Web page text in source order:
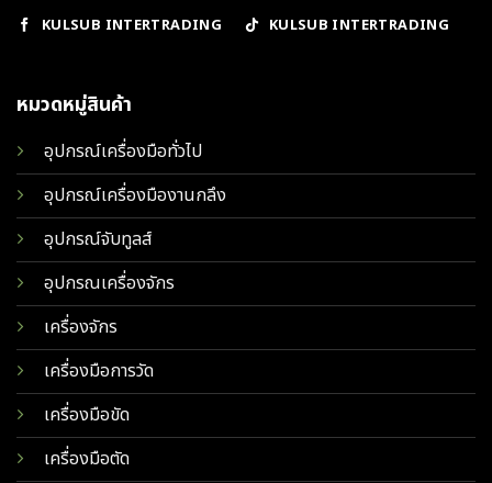
KULSUB INTERTRADING KULSUB INTERTRADING
หมวดหมู่สินค้า
อุปกรณ์เครื่องมือทั่วไป
อุปกรณ์เครื่องมืองานกลึง
อุปกรณ์จับทูลส์
อุปกรณเครื่องจักร
เครื่องจักร
เครื่องมือการวัด
เครื่องมือขัด
เครื่องมือตัด